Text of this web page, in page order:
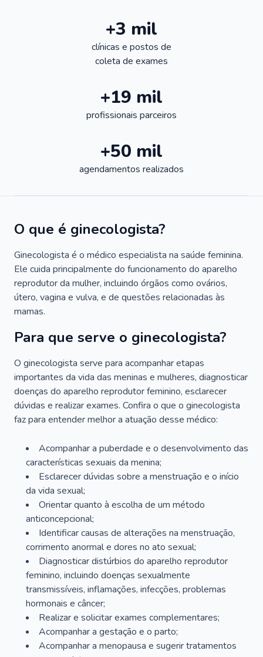
+3 mil
clínicas e postos de
coleta de exames
+19 mil
profissionais parceiros
+50 mil
agendamentos realizados
O que é ginecologista?
Ginecologista é o médico especialista na saúde feminina.
Ele cuida principalmente do funcionamento do aparelho
reprodutor da mulher, incluindo órgãos como ovários,
útero, vagina e vulva, e de questões relacionadas às
mamas.
Para que serve o ginecologista?
O ginecologista serve para acompanhar etapas
importantes da vida das meninas e mulheres, diagnosticar
doenças do aparelho reprodutor feminino, esclarecer
dúvidas e realizar exames. Confira o que o ginecologista
faz para entender melhor a atuação desse médico:
Acompanhar a puberdade e o desenvolvimento das
características sexuais da menina;
Esclarecer dúvidas sobre a menstruação e o início
da vida sexual;
Orientar quanto à escolha de um método
anticoncepcional;
Identificar causas de alterações na menstruação,
corrimento anormal e dores no ato sexual;
Diagnosticar distúrbios do aparelho reprodutor
feminino, incluindo doenças sexualmente
transmissíveis, inflamações, infecções, problemas
hormonais e câncer;
Realizar e solicitar exames complementares;
Acompanhar a gestação e o parto;
Acompanhar a menopausa e sugerir tratamentos